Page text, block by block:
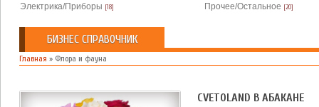
Электрика/Приборы [18] Прочее/Остальное [20]
БИЗНЕС СПРАВОЧНИК
Главная » Флора и фауна
CVETOLAND В АБАКАНЕ